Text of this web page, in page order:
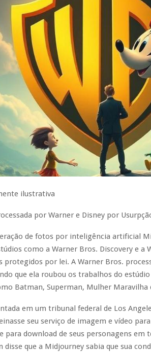
ilustrativa
por Warner e Disney por
de fotos por inteligência artificial
como a Warner Bros. Discovery e a
protegidos por lei. A Warner Bros.
que ela roubou os trabalhos do
Batman, Superman, Mulher Maravilha
em um tribunal federal de Los
seu serviço de imagem e vídeo
para download de seus personagens em
disse que a Midjourney sabia que sua